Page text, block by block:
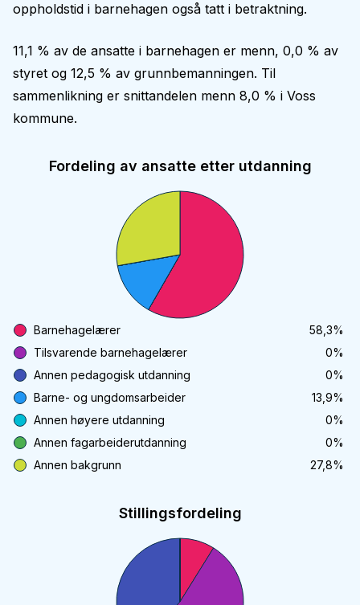
oppholdstid i barnehagen også tatt i betraktning.
11,1 % av de ansatte i barnehagen er menn, 0,0 % av
styret og 12,5 % av grunnbemanningen. Til
sammenlikning er snittandelen menn 8,0 % i Voss
kommune.
Fordeling av ansatte etter utdanning
Barnehagelærer 58,3%
Tilsvarende barnehagelærer
0%
Annen pedagogisk utdanning
0%
Barne- og ungdomsarbeider
13,9%
Annen høyere utdanning
0%
Annen fagarbeiderutdanning
0%
Annen bakgrunn
27,8%
Stillingsfordeling